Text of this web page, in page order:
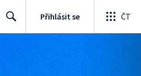
Přihlásit se ČT